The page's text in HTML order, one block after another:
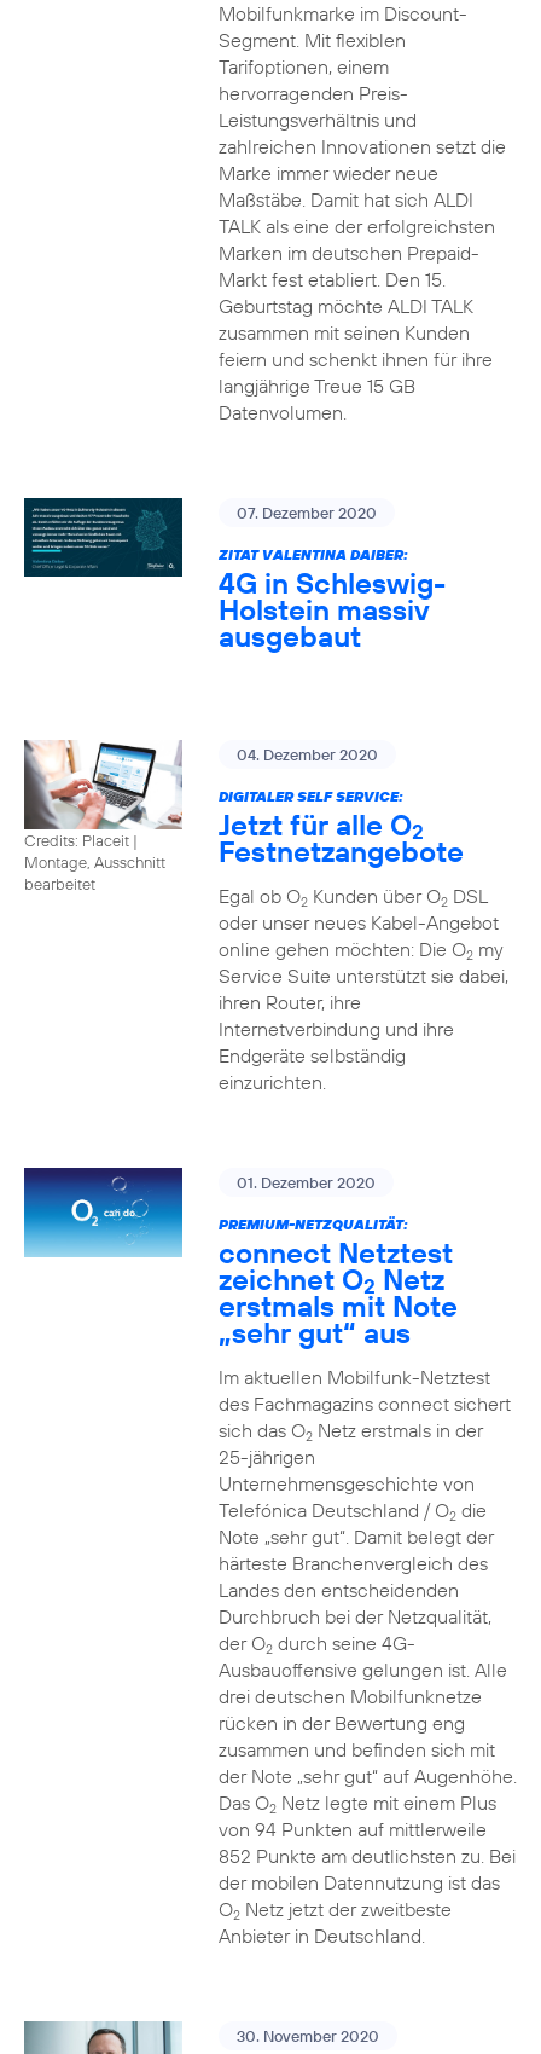
Mobilfunkmarke im Discount-
Segment. Mit flexiblen
Tarifoptionen, einem
hervorragenden Preis-
Leistungsverhältnis und
zahlreichen Innovationen setzt die
Marke immer wieder neue
Maßstäbe. Damit hat sich ALDI
TALK als eine der erfolgreichsten
Marken im deutschen Prepaid-
Markt fest etabliert. Den 15.
Geburtstag möchte ALDI TALK
zusammen mit seinen Kunden
feiern und schenkt ihnen für ihre
langjährige Treue 15 GB
Datenvolumen.
07. Dezember 2020
ZITAT VALENTINA DAIBER:
4G in Schleswig-
Holstein massiv
ausgebaut
Credits: Placeit |
Montage, Ausschnitt
bearbeitet
04. Dezember 2020
DIGITALER SELF SERVICE:
Jetzt für alle O2
Festnetzangebote
Egal ob O2Kunden über O2DSL
oder unser neues Kabel-Angebot
online gehen möchten: Die O2my
Service Suite unterstützt sie dabei,
ihren Router, ihre
Internetverbindung und ihre
Endgeräte selbständig
einzurichten.
01. Dezember 2020
PREMIUM-NETZQUALITÄT:
connect Netztest
zeichnet O2 Netz
erstmals mit Note
„sehr gut“ aus
Im aktuellen Mobilfunk-Netztest
des Fachmagazins connect sichert
sich das O2Netz erstmals in der
25-jährigen
Unternehmensgeschichte von
Telefónica Deutschland / O2die
Note „sehr gut“. Damit belegt der
härteste Branchenvergleich des
Landes den entscheidenden
Durchbruch bei der Netzqualität,
der O2durch seine 4G-
Ausbauoffensive gelungen ist. Alle
drei deutschen Mobilfunknetze
rücken in der Bewertung eng
zusammen und befinden sich mit
der Note „sehr gut“ auf Augenhöhe.
Das O2Netz legte mit einem Plus
von 94 Punkten auf mittlerweile
852 Punkte am deutlichsten zu. Bei
der mobilen Datennutzung ist das
O2Netz jetzt der zweitbeste
Anbieter in Deutschland.
30. November 2020